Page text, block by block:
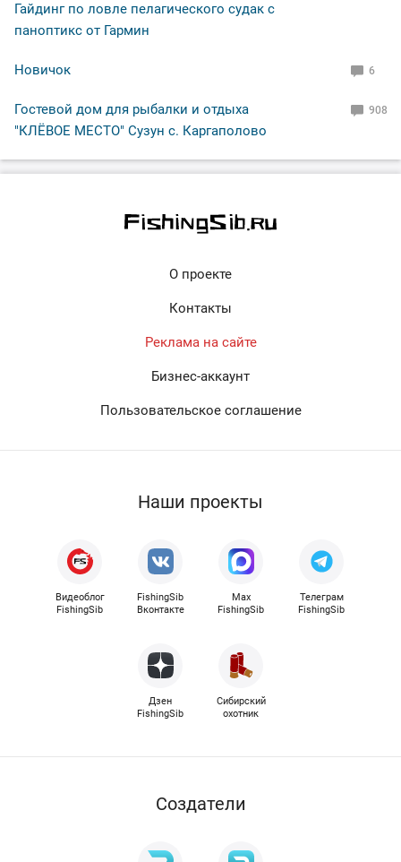
Гайдинг по ловле пелагического судак с
паноптикс от Гармин
Новичок 6
Гостевой дом для рыбалки и отдыха
"КЛЁВОЕ МЕСТО" Сузун с. Каргаполово
908
О проекте
Контакты
Реклама на сайте
Бизнес-аккаунт
Пользовательское соглашение
Наши проекты
Видеоблог
FishingSib
FishingSib
Вконтакте
Max
FishingSib
Телеграм
FishingSib
Дзен
FishingSib
Сибирский
охотник
Cоздатели